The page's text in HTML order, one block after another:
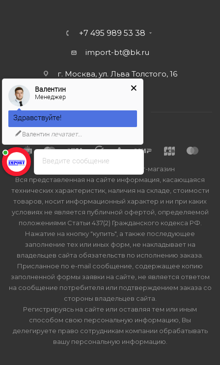
+7 495 989 53 38
import-bt@bk.ru
г. Москва, ул. Льва Толстого, 16
2026 © Import-bt.ru - интернет-магазин
Вся представленная на сайте информация, касающаяся
технических характеристик, наличия на складе, стоимости
товаров, носит информационный характер и ни при каких
условиях не является публичной офертой, определяемой
положениями Статьи 437(2) Гражданского кодекса РФ.
Нажатие на кнопку "купить", а также последующее
заполнение тех или иных форм, не накладывает на
владельцев сайта обязательств по исполнению заказа.
Присланное по e-mail сообщение, содержащее копию
заполненной формы заявки на сайте, не является ответом
на сообщение потребителя или подтверждением заказа со
стороны владельцев сайта.
Регистрируясь на сайте или оставляя тем или иным
способом свою персональную информацию, Вы
делегируете право сотрудникам компании обрабатывать
вашу персональную информацию.
Введите сообщение
Валентин
Менеджер
Здравствуйте!
Валентин печатает...